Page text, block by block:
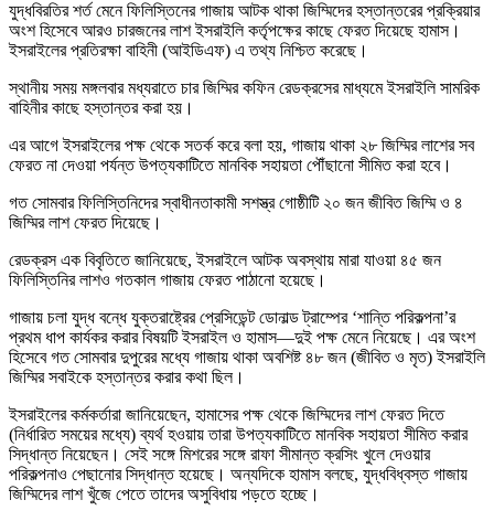
যুদ্ধবিরতির শর্ত মেনে ফিলিস্তিনের গাজায় আটক থাকা জিম্মিদের হস্তান্তরের প্রক্রিয়ার
অংশ হিসেবে আরও চারজনের লাশ ইসরাইলি কর্তৃপক্ষের কাছে ফেরত দিয়েছে হামাস।
ইসরাইলের প্রতিরক্ষা বাহিনী (আইডিএফ) এ তথ্য নিশ্চিত করেছে।
স্থানীয় সময় মঙ্গলবার মধ্যরাতে চার জিম্মির কফিন রেডক্রসের মাধ্যমে ইসরাইলি সামরিক
বাহিনীর কাছে হস্তান্তর করা হয়।
এর আগে ইসরাইলের পক্ষ থেকে সতর্ক করে বলা হয়, গাজায় থাকা ২৮ জিম্মির লাশের সব
ফেরত না দেওয়া পর্যন্ত উপত্যকাটিতে মানবিক সহায়তা পৌঁছানো সীমিত করা হবে।
গত সোমবার ফিলিস্তিনিদের স্বাধীনতাকামী সশস্ত্র গোষ্ঠীটি ২০ জন জীবিত জিম্মি ও ৪
জিম্মির লাশ ফেরত দিয়েছে।
রেডক্রস এক বিবৃতিতে জানিয়েছে, ইসরাইলে আটক অবস্থায় মারা যাওয়া ৪৫ জন
ফিলিস্তিনির লাশও গতকাল গাজায় ফেরত পাঠানো হয়েছে।
গাজায় চলা যুদ্ধ বন্ধে যুক্তরাষ্ট্রের প্রেসিডেন্ট ডোনাল্ড ট্রাম্পের ‘শান্তি পরিকল্পনা’র
প্রথম ধাপ কার্যকর করার বিষয়টি ইসরাইল ও হামাস—দুই পক্ষ মেনে নিয়েছে। এর অংশ
হিসেবে গত সোমবার দুপুরের মধ্যে গাজায় থাকা অবশিষ্ট ৪৮ জন (জীবিত ও মৃত) ইসরাইলি
জিম্মির সবাইকে হস্তান্তর করার কথা ছিল।
ইসরাইলের কর্মকর্তারা জানিয়েছেন, হামাসের পক্ষ থেকে জিম্মিদের লাশ ফেরত দিতে
(নির্ধারিত সময়ের মধ্যে) ব্যর্থ হওয়ায় তারা উপত্যকাটিতে মানবিক সহায়তা সীমিত করার
সিদ্ধান্ত নিয়েছেন। সেই সঙ্গে মিশরের সঙ্গে রাফা সীমান্ত ক্রসিং খুলে দেওয়ার
পরিকল্পনাও পেছানোর সিদ্ধান্ত হয়েছে। অন্যদিকে হামাস বলছে, যুদ্ধবিধ্বস্ত গাজায়
জিম্মিদের লাশ খুঁজে পেতে তাদের অসুবিধায় পড়তে হচ্ছে।